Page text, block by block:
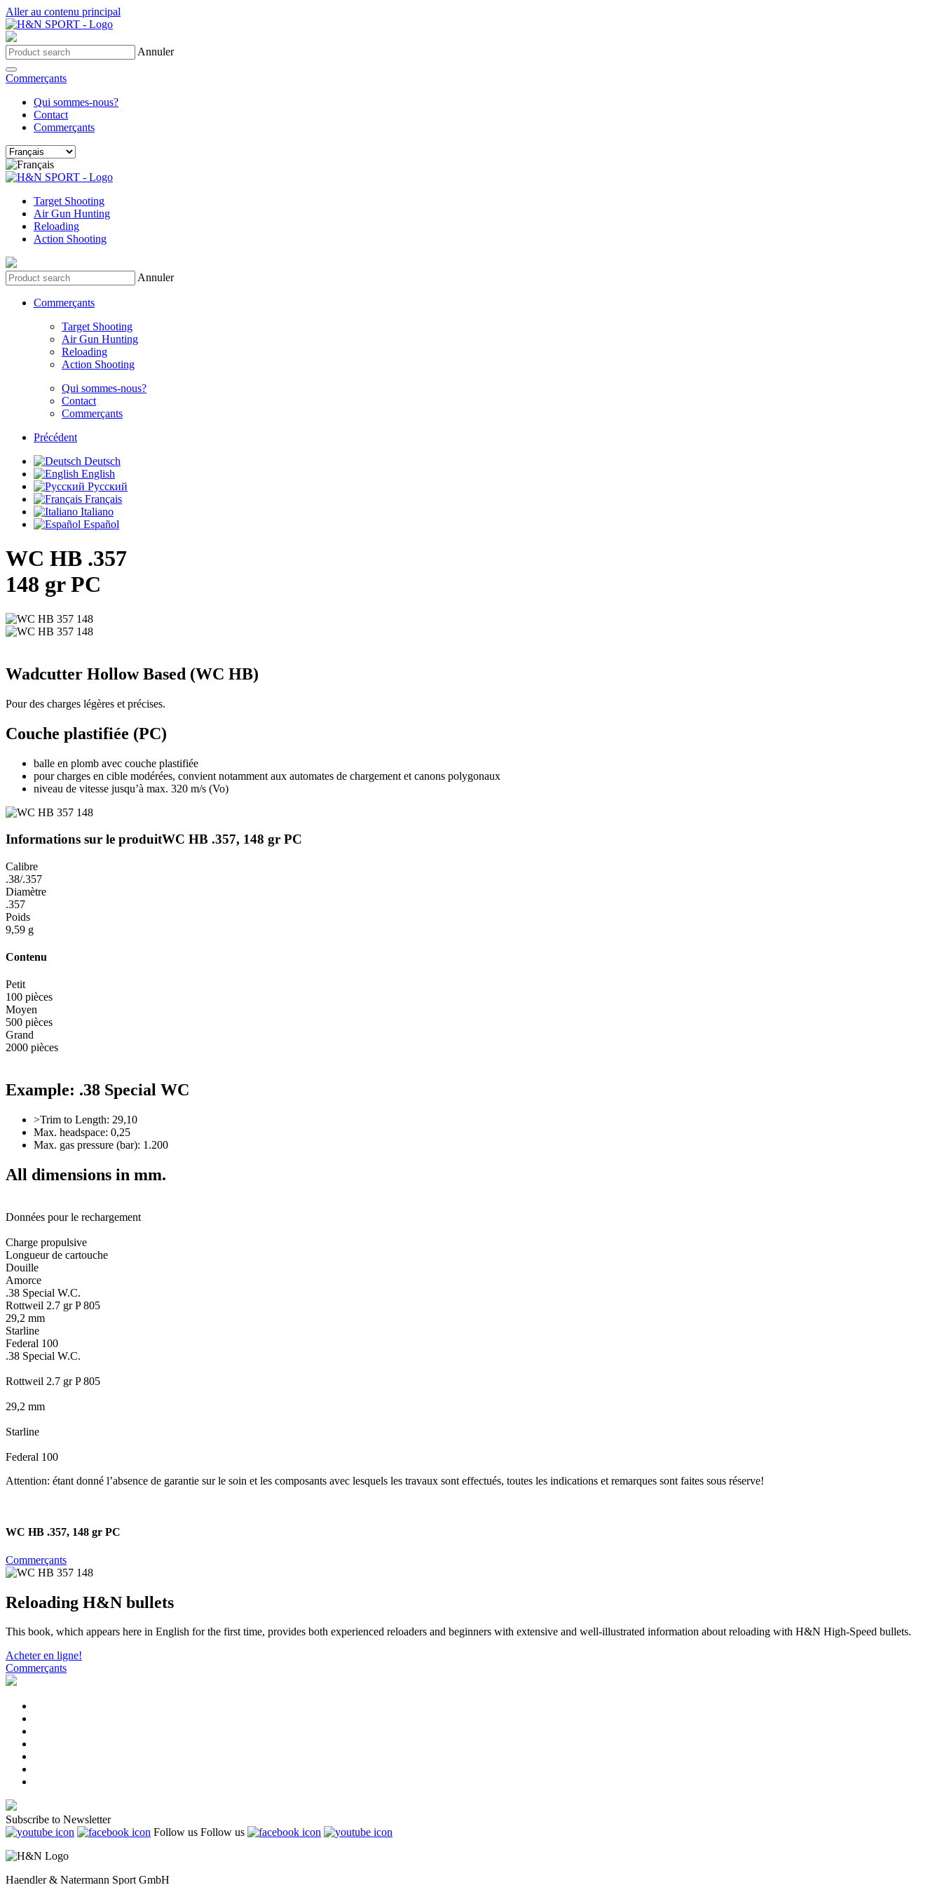
Aller au contenu principal
Annuler
Commerçants
Qui sommes-nous?
Contact
Commerçants
Target Shooting
Air Gun Hunting
Reloading
Action Shooting
Annuler
Commerçants
Target Shooting
Air Gun Hunting
Reloading
Action Shooting
Qui sommes-nous?
Contact
Commerçants
Précédent
Deutsch
English
Русский
Français
Italiano
Español
WC HB .357
148 gr PC
Wadcutter Hollow Based (WC HB)
Pour des charges légères et précises.
Couche plastifiée (PC)
balle en plomb avec couche plastifiée
pour charges en cible modérées, convient notamment aux automates de chargement et canons polygonaux
niveau de vitesse jusqu’à max. 320 m/s (Vo)
Informations sur le produitWC HB .357, 148 gr PC
Calibre
.38/.357
Diamètre
.357
Poids
9,59 g
Contenu
Petit
100 pièces
Moyen
500 pièces
Grand
2000 pièces
Example: .38 Special WC
>Trim to Length: 29,10
Max. headspace: 0,25
Max. gas pressure (bar): 1.200
All dimensions in mm.
Données pour le rechargement
Charge propulsive
Longueur de cartouche
Douille
Amorce
.38 Special W.C.
Rottweil 2.7 gr P 805
29,2 mm
Starline
Federal 100
.38 Special W.C.
Rottweil 2.7 gr P 805
29,2 mm
Starline
Federal 100
Attention: étant donné l’absence de garantie sur le soin et les composants avec lesquels les travaux sont effectués, toutes les indications et remarques sont faites sous réserve!
WC HB .357, 148 gr PC
Commerçants
Reloading H&N bullets
This book, which appears here in English for the first time, provides both experienced reloaders and beginners with extensive and well-illustrated information about reloading with H&N High-Speed bullets.
Acheter en ligne!
Commerçants
Subscribe to Newsletter
Follow us Follow us
Haendler & Natermann Sport GmbH